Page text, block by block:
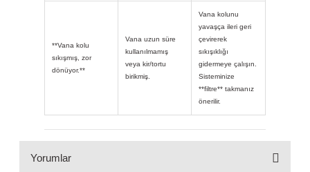
**Vana kolu
sıkışmış, zor
dönüyor.**
Vana uzun süre
kullanılmamış
veya kir/tortu
birikmiş.
Vana kolunu
yavaşça ileri geri
çevirerek
sıkışıklığı
gidermeye çalışın.
Sisteminize
**filtre** takmanız
önerilir.
Yorumlar